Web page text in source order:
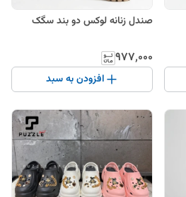
صندل زنانه لوکس دو بند سگک
۹۷۷٬۰۰۰
افزودن به سبد